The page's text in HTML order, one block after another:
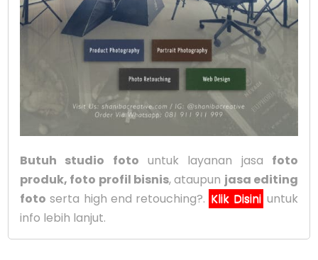
Butuh studio foto untuk layanan jasa foto
produk, foto profil bisnis, ataupun jasa editing
foto serta high end retouching?. Klik Disini untuk
info lebih lanjut.